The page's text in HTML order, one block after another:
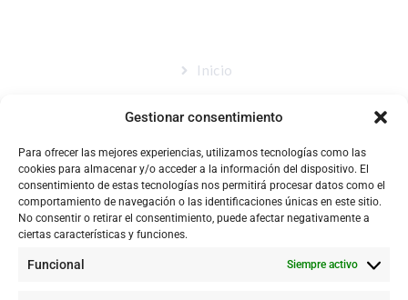
Gestionar consentimiento
Para ofrecer las mejores experiencias, utilizamos tecnologías como las
cookies para almacenar y/o acceder a la información del dispositivo. El
consentimiento de estas tecnologías nos permitirá procesar datos como el
comportamiento de navegación o las identificaciones únicas en este sitio.
No consentir o retirar el consentimiento, puede afectar negativamente a
ciertas características y funciones.
Funcional Siempre activo
Inicio
Catálogo
Blog
Contacto